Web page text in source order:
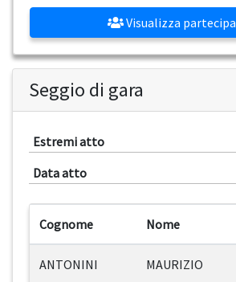
Visualizza
Seggio di gara
Estremi atto
Data atto
Cognome Nome
ANTONINI MAURIZIO